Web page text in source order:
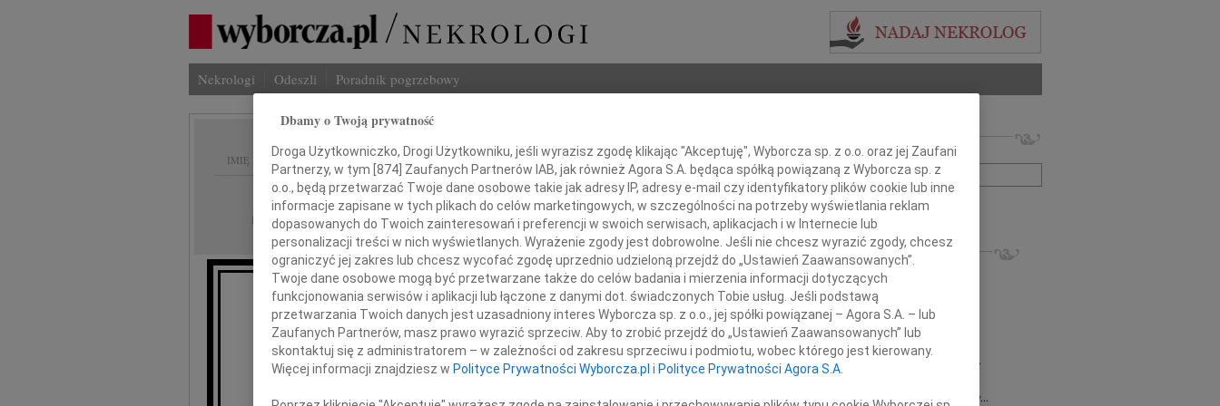
Nekrologi Odeszli Poradnik pogrzebowy
IMIĘ I NAZWISKO:
REGION: Gdańsk
DATA EMISJI: 15.07.2024
Wyrazy głębokiego współczucia
dla Magdaleny i Michała Kownackich
oraz ich Bliskich
Imię i nazwisko lub numer ogłoszenia:
+ szukanie zaawansowane
INNE NEKROLOGI
06.08.2026Gdańsk
Drogi Piotrze Koleżanki i Koledzy z firmy...
05.08.2026Gdańsk
Nasze Koleżance Renacie Sęk w trudnych...
04.08.2026
Gdańsk
Panu Piotrowi Widzowi Radnemu Sejmiku...
Zofia Mazurek
Naszej Koleżance Beacie Rumińskiej wyrazy...
Dbamy o Twoją prywatność
Droga Użytkowniczko, Drogi Użytkowniku, jeśli wyrazisz zgodę klikając "Akceptuję", Wyborcza sp. z o.o. oraz jej Zaufani
Partnerzy, w tym [874] Zaufanych Partnerów IAB, jak również Agora S.A. będąca spółką powiązaną z Wyborcza sp. z
o.o., będą przetwarzać Twoje dane osobowe takie jak adresy IP, adresy e-mail czy identyfikatory plików cookie lub inne
informacje zapisane w tych plikach do celów marketingowych, w szczególności na potrzeby wyświetlania reklam
dopasowanych do Twoich zainteresowań i preferencji w swoich serwisach, aplikacjach i w Internecie lub
personalizacji treści w nich wyświetlanych. Wyrażenie zgody jest dobrowolne. Jeśli nie chcesz wyrazić zgody, chcesz
ograniczyć jej zakres lub chcesz wycofać zgodę uprzednio udzieloną przejdź do „Ustawień Zaawansowanych”.
Twoje dane osobowe mogą być przetwarzane także do celów badania i mierzenia informacji dotyczących
funkcjonowania serwisów i aplikacji lub łączone z danymi dot. świadczonych Tobie usług. Jeśli podstawą
przetwarzania Twoich danych jest uzasadniony interes Wyborcza sp. z o.o., jej spółki powiązanej – Agora S.A. – lub
Zaufanych Partnerów, masz prawo wyrazić sprzeciw. Aby to zrobić przejdź do „Ustawień Zaawansowanych” lub
skontaktuj się z administratorem – w zależności od zakresu sprzeciwu i podmiotu, wobec którego jest kierowany.
Więcej informacji znajdziesz w Polityce Prywatności Wyborcza.pl i Polityce Prywatności Agora S.A.